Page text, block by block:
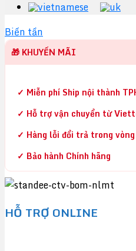
Biến tần
🎁 KHUYẾN MÃI
✓ Miễn phí Ship nội thành
✓ Hỗ trợ vận chuyển từ
✓ Hàng lỗi đổi trả trong
✓ Bảo hành Chính hãng
HỖ TRỢ ONLINE